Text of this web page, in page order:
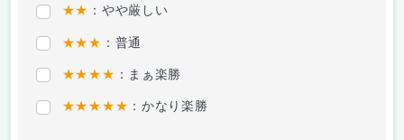
★★ ：やや厳しい
★★★ ：普通
★★★★ ：まぁ楽勝
★★★★★ ：かなり楽勝